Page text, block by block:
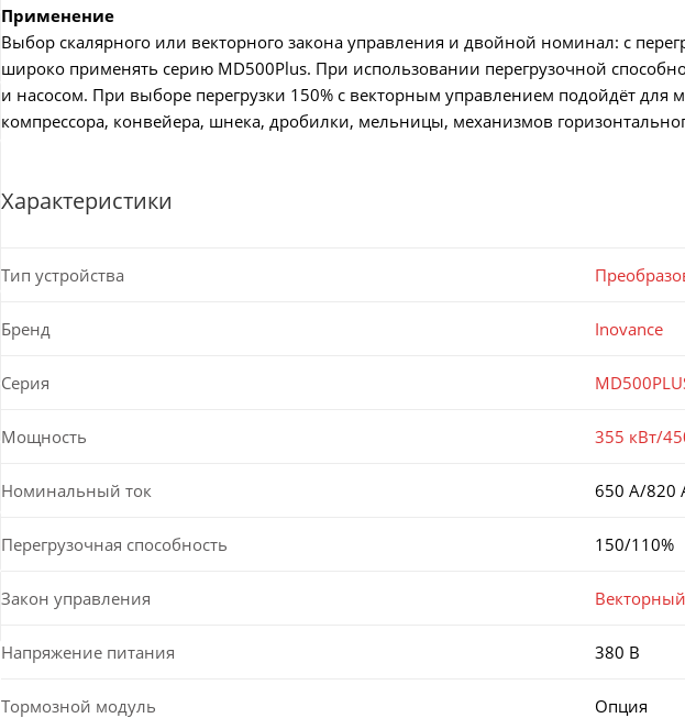
Применение
Выбор скалярного или векторного закона управления и двойной номинал: с
широко применять серию MD500Plus. При использовании перегрузочной
и насосом. При выборе перегрузки 150% с векторным управлением подойдёт для
компрессора, конвейера, шнека, дробилки, мельницы, механизмов
Характеристики
Тип устройства
Бренд Inovance
Серия
Мощность 355 кВт/
Номинальный ток 650 А/820
Перегрузочная способность 150/110%
Закон управления
Напряжение питания 380 В
Тормозной модуль Опция